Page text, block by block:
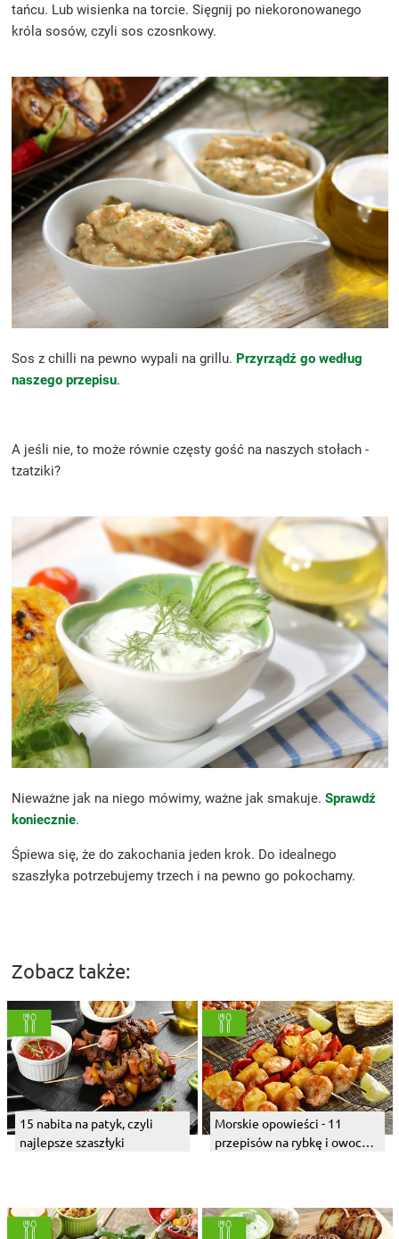
tańcu. Lub wisienka na torcie. Sięgnij po niekoronowanego
króla sosów, czyli sos czosnkowy.
Sos z chilli na pewno wypali na grillu. Przyrządź go według
naszego przepisu.
A jeśli nie, to może równie częsty gość na naszych stołach -
tzatziki?
Nieważne jak na niego mówimy, ważne jak smakuje. Sprawdź
koniecznie.
Śpiewa się, że do zakochania jeden krok. Do idealnego
szaszłyka potrzebujemy trzech i na pewno go pokochamy.
Zobacz także:
15 nabita na patyk, czyli
najlepsze szaszłyki
Morskie opowieści - 11
przepisów na rybkę i owoce